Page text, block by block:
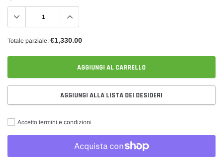
Totale parziale: €1,330.00
AGGIUNGI AL CARRELLO
AGGIUNGI ALLA LISTA DEI DESIDERI
Accetto termini e condizioni